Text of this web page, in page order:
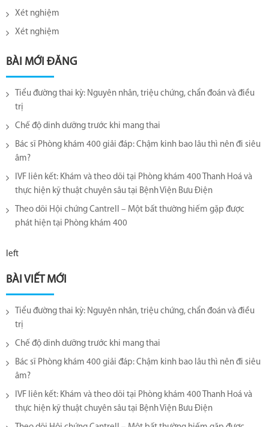
Xét nghiệm
Xét nghiệm
BÀI MỚI ĐĂNG
Tiểu đường thai kỳ: Nguyên nhân, triệu chứng, chẩn đoán và điều
trị
Chế độ dinh dưỡng trước khi mang thai
Bác sĩ Phòng khám 400 giải đáp: Chậm kinh bao lâu thì nên đi siêu
âm?
IVF liên kết: Khám và theo dõi tại Phòng khám 400 Thanh Hoá và
thực hiện kỹ thuật chuyên sâu tại Bệnh Viện Bưu Điện
Theo dõi Hội chứng Cantrell – Một bất thường hiếm gặp được
phát hiện tại Phòng khám 400
left
BÀI VIẾT MỚI
Tiểu đường thai kỳ: Nguyên nhân, triệu chứng, chẩn đoán và điều
trị
Chế độ dinh dưỡng trước khi mang thai
Bác sĩ Phòng khám 400 giải đáp: Chậm kinh bao lâu thì nên đi siêu
âm?
IVF liên kết: Khám và theo dõi tại Phòng khám 400 Thanh Hoá và
thực hiện kỹ thuật chuyên sâu tại Bệnh Viện Bưu Điện